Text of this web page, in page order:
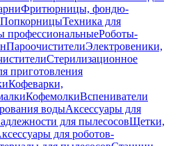
Фритюрницы, фондю-
ПопкорницыТехника для
профессиональныеРоботы-
ПароочистителиЭлектровеники,
Стерилизационное
приготовления
Кофеварки,
КофемолкиВспениватели
водыАксессуары для
для пылесосовЩетки,
для роботов-